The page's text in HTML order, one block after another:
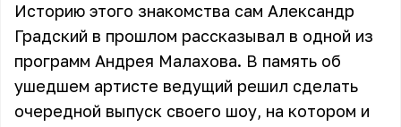
Историю этого знакомства сам Александр
Градский в прошлом рассказывал в одной из
программ Андрея Малахова. В память об
ушедшем артисте ведущий решил сделать
очередной выпуск своего шоу, на котором и